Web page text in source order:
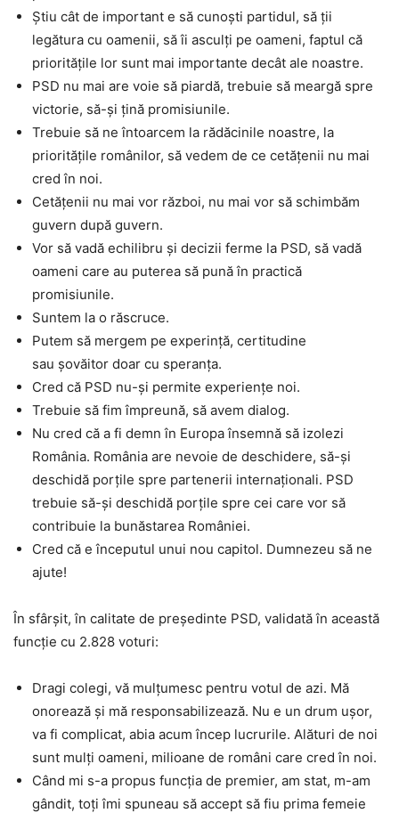
Știu cât de important e să cunoști partidul, să ții
legătura cu oamenii, să îi asculți pe oameni, faptul că
prioritățile lor sunt mai importante decât ale noastre.
PSD nu mai are voie să piardă, trebuie să meargă spre
victorie, să-și țină promisiunile.
Trebuie să ne întoarcem la rădăcinile noastre, la
prioritățile românilor, să vedem de ce cetățenii nu mai
cred în noi.
Cetățenii nu mai vor război, nu mai vor să schimbăm
guvern după guvern.
Vor să vadă echilibru și decizii ferme la PSD, să vadă
oameni care au puterea să pună în practică
promisiunile.
Suntem la o răscruce.
Putem să mergem pe experință, certitudine
sau șovăitor doar cu speranța.
Cred că PSD nu-și permite experiențe noi.
Trebuie să fim împreună, să avem dialog.
Nu cred că a fi demn în Europa însemnă să izolezi
România. România are nevoie de deschidere, să-și
deschidă porțile spre partenerii internaționali. PSD
trebuie să-și deschidă porțile spre cei care vor să
contribuie la bunăstarea României.
Cred că e începutul unui nou capitol. Dumnezeu să ne
ajute!
În sfârşit, în calitate de preşedinte PSD, validată în această
funcţie cu 2.828 voturi:
Dragi colegi, vă mulțumesc pentru votul de azi. Mă
onorează și mă responsabilizează. Nu e un drum ușor,
va fi complicat, abia acum încep lucrurile. Alături de noi
sunt mulți oameni, milioane de români care cred în noi.
Când mi s-a propus funcția de premier, am stat, m-am
gândit, toți îmi spuneau să accept să fiu prima femeie